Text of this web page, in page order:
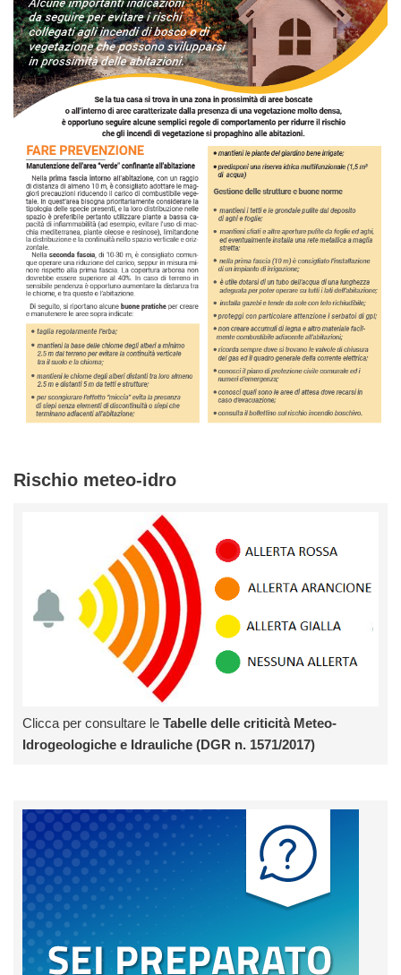
Rischio meteo-idro
Clicca per consultare le Tabelle delle criticità Meteo-
Idrogeologiche e Idrauliche (DGR n. 1571/2017)